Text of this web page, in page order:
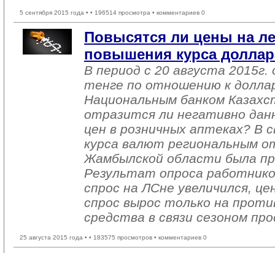
5 сентября 2015 года • • 196514 просмотра • комментариев 0
Повысятся ли цены на
повышения курса
В период с 20 августа
тенге по отношению к
Национальным банком
отразится ли негативно
цен в розничных аптеках? В
курса валют региональным
Жамбылской области была
Результат опроса
спрос на ЛСне увеличился,
спрос вырос только на
средства в связи сезоном
25 августа 2015 года • • 183575 просмотров • комментариев 0